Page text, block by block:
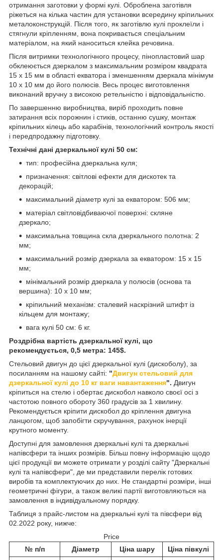
отримання заготовки у формі кулі. Оброблена заготівля
ріжеться на кілька частин для установки всередину кріпильних
металоконструкцій. Після того, як заготівлю кулі проклеїли і
стягнули кріпленням, вона покривається спеціальним
матеріалом, на який наноситься клейка речовина.
Після витримки технологічного процесу, пінопластовий шар
обклеюється дзеркалом з максимальним розміром квадрата
15 х 15 мм в області екватора і зменшенням дзеркала мінімум
10 х 10 мм до його полюсів. Весь процес виготовлення
виконаний вручну з високою ретельністю і відповідальністю.
По завершенню виробництва, виріб проходить повне
затирання всіх порожнин і стиків, останню сушку, монтаж
кріпильних кілець або карабінів, технологічний контроль якості
і передпродажну підготовку.
Технічні дані дзеркальної кулі 50 см:
тип: професійна дзеркальна куля;
призначення: світлові ефекти для дискотек та
декорацій;
максимальний діаметр кулі за екватором: 506 мм;
матеріал світловідбиваючої поверхні: скляне
дзеркало;
максимальна товщина скла дзеркального полотна: 2
мм;
максимальний розмір дзеркала за екватором: 15 х 15
мм;
мінімальний розмір дзеркала у полюсів (основа та
вершина): 10 х 10 мм;
кріпильний механізм: сталевий наскрізний штифт із
кільцем для монтажу;
вага кулі 50 см: 6 кг.
Роздрібна вартість дзеркальної кулі, що
рекомендується, 0,5 метра: 145$.
Стельовий двигун до цієї дзеркальної кулі (дискоболу), за
посиланням на нашому сайті: "Двигун стельовий для
дзеркальної кулі до 10 кг ваги навантаження". Двигун
кріпиться на стелю і обертає дискобол навколо своєї осі з
частотою повного обороту 360 градусів за 1 хвилину.
Рекомендується кріпити дискобол до кріплення двигуна
ланцюгом, щоб запобігти скручування, рахунок інерції
крутного моменту.
Доступні для замовлення дзеркальні кулі та дзеркальні
напівсфери та інших розмірів. Більш повну інформацію щодо
цієї продукції ви можете отримати у розділі сайту "Дзеркальні
кулі та напівсфери", де ми представили перелік готових
виробів та комплектуючих до них. Не стандартні розміри, інші
геометричні фігури, а також великі партії виготовляються на
замовлення в індивідуальному порядку.
Таблиця з прайс-листом на дзеркальні кулі та півсфери від
02.2022 року, нижче:
Price
№ п/п
Діаметр Ціна шару
Ціна півкулі